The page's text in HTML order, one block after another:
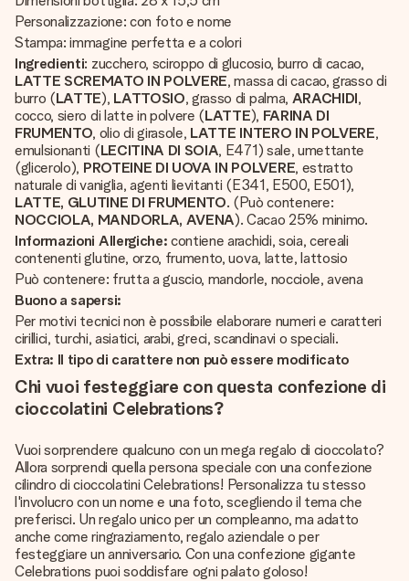
Personalizzazione: con foto e nome
Stampa: immagine perfetta e a colori
Ingredienti: zucchero, sciroppo di glucosio, burro di cacao,
LATTE SCREMATO IN POLVERE, massa di cacao, grasso di
burro (LATTE), LATTOSIO, grasso di palma, ARACHIDI,
cocco, siero di latte in polvere (LATTE), FARINA DI
FRUMENTO, olio di girasole, LATTE INTERO IN POLVERE,
emulsionanti (LECITINA DI SOIA, E471) sale, umettante
(glicerolo), PROTEINE DI UOVA IN POLVERE, estratto
naturale di vaniglia, agenti lievitanti (E341, E500, E501),
LATTE, GLUTINE DI FRUMENTO. (Può contenere:
NOCCIOLA, MANDORLA, AVENA). Cacao 25% minimo.
Informazioni Allergiche: contiene arachidi, soia, cereali
contenenti glutine, orzo, frumento, uova, latte, lattosio
Può contenere: frutta a guscio, mandorle, nocciole, avena
Buono a sapersi:
Per motivi tecnici non è possibile elaborare numeri e caratteri
cirillici, turchi, asiatici, arabi, greci, scandinavi o speciali.
Extra: Il tipo di carattere non può essere modificato
Chi vuoi festeggiare con questa confezione di
cioccolatini Celebrations?
Vuoi sorprendere qualcuno con un mega regalo di cioccolato?
Allora sorprendi quella persona speciale con una confezione
cilindro di cioccolatini Celebrations! Personalizza tu stesso
l'involucro con un nome e una foto, scegliendo il tema che
preferisci. Un regalo unico per un compleanno, ma adatto
anche come ringraziamento, regalo aziendale o per
festeggiare un anniversario. Con una confezione gigante
Celebrations puoi soddisfare ogni palato goloso!